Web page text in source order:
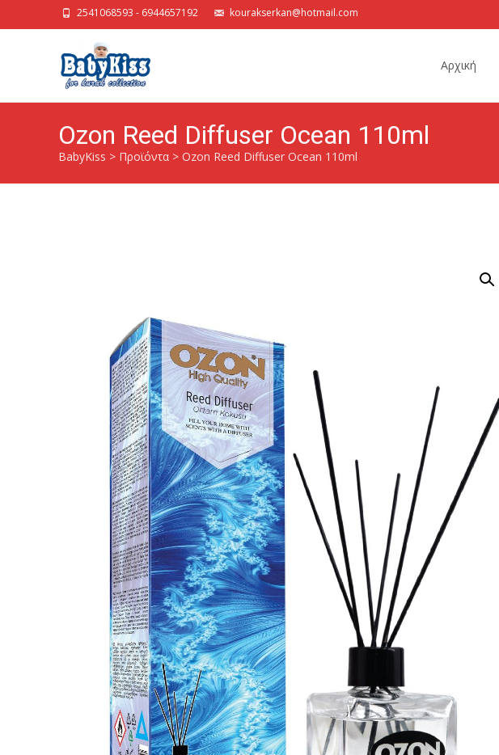
2541068593 - 6944657192 kourakserkan@hotmail.com
Αρχική
Ozon Reed Diffuser Ocean 110ml
BabyKiss > Προϊόντα > Ozon Reed Diffuser Ocean 110ml